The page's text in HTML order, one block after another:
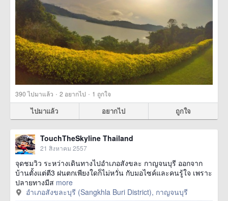
390ไปมาแล้ว · 2 อยากไป · 1 ถูกใจ
ไปมาแล้ว อยากไป ถูกใจ
TouchTheSkyline Thailand
21 สิงหาคม 2557
จุดชมวิว ระหว่างเดินทางไปอำเภอสังขละ กาญจนบุรี ออกจาก
บ้านตั้งแต่ตี3 ฝนตกเพียงใดก็ไม่หวั่น กับมอไซค์และคนรู้ใจ เพราะ
ปลายทางมีส more
อำเภอสังขละบุรี (Sangkhla Buri District), กาญจนบุรี